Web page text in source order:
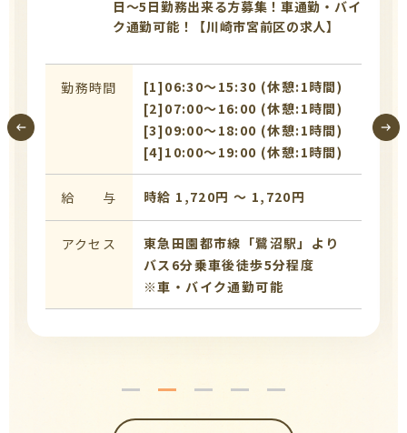
日〜5日勤務出来る方募集！車通勤・バイ
ク通勤可能！【川崎市宮前区の求人】
勤務時間
[1]06:30〜15:30 (休憩:1時間)
[2]07:00〜16:00 (休憩:1時間)
[3]09:00〜18:00 (休憩:1時間)
[4]10:00〜19:00 (休憩:1時間)
給 与 時給 1,720円 〜 1,720円
アクセス
東急田園都市線「鷺沼駅」より
バス6分乗車後徒歩5分程度
※車・バイク通勤可能